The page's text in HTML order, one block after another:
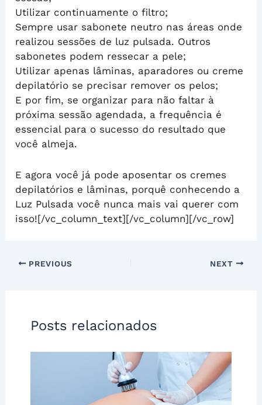
Utilizar continuamente o filtro;
Sempre usar sabonete neutro nas áreas onde
realizou sessões de luz pulsada. Outros
sabonetes podem ressecar a pele;
Utilizar apenas lâminas, aparadores ou creme
depilatório se precisar remover os pelos;
E por fim, se organizar para não faltar à
próxima sessão agendada, a frequência é
essencial para o sucesso do resultado que
você almeja.
E agora você já pode aposentar os cremes
depilatórios e lâminas, porquê conhecendo a
Luz Pulsada você nunca mais vai querer com
isso![/vc_column_text][/vc_column][/vc_row]
PREVIOUS NEXT
Posts relacionados